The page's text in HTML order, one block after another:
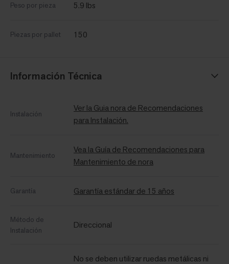
Peso por pieza 5.9 lbs
Piezas por pallet 150
Información Técnica
Instalación
Ver la Guia nora de Recomendaciones
para Instalación.
Mantenimiento
Vea la Guía de Recomendaciones para
Mantenimiento de nora
Garantía Garantía estándar de 15 años
Método de
Instalación
Direccional
No se deben utilizar ruedas metálicas ni